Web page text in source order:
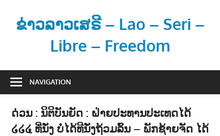
contentຂ່າວລາວເສຣີ – Lao – Seri –
Libre – Freedom
າ
ລ
ະ
NAVIGATION
ດ່ວນ : ນິຕິບັນຍັດ : ຝ່າຍປະທານປະເທດໄດ້
໒໒໔ ທີ່ນັ່ງ ບໍ່ໄດ້ທີນັ່ງຖ້ວມລົ້ນ – ພັກຊ້າຍຈັດ ໄດ້